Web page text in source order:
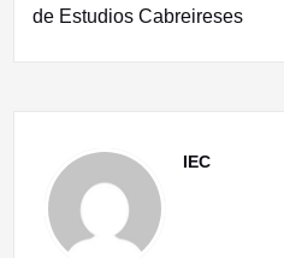
de Estudios Cabreireses
IEC